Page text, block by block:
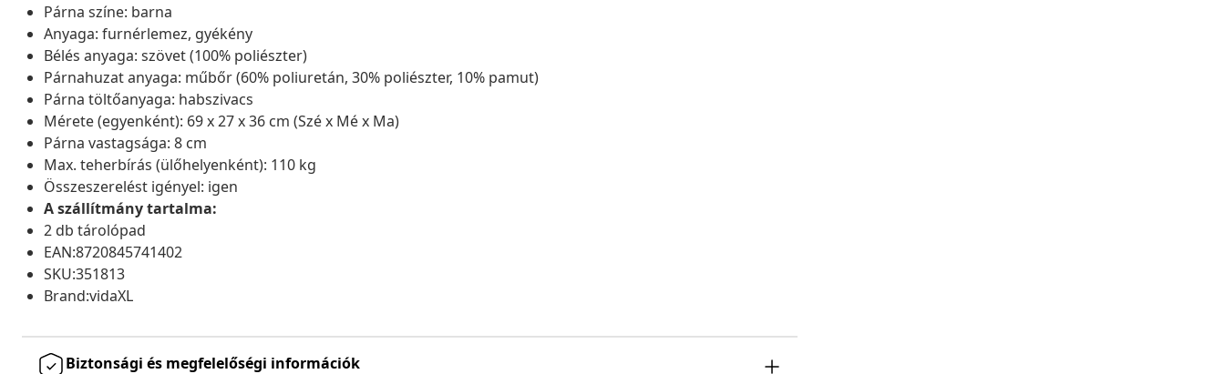
Párna színe: barna
Anyaga: furnérlemez, gyékény
Bélés anyaga: szövet (100% poliészter)
Párnahuzat anyaga: műbőr (60% poliuretán, 30% poliészter, 10% pamut)
Párna töltőanyaga: habszivacs
Mérete (egyenként): 69 x 27 x 36 cm (Szé x Mé x Ma)
Párna vastagsága: 8 cm
Max. teherbírás (ülőhelyenként): 110 kg
Összeszerelést igényel: igen
A szállítmány tartalma:
2 db tárolópad
EAN:8720845741402
SKU:351813
Brand:vidaXL
Biztonsági és megfelelőségi információk